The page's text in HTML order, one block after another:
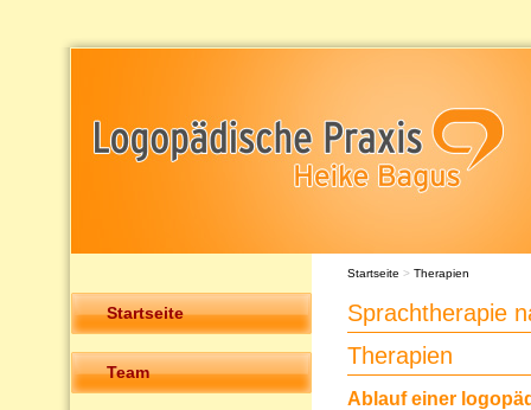
Startseite
Team
Startseite > Therapien
Sprachtherapie
Therapien
Ablauf einer